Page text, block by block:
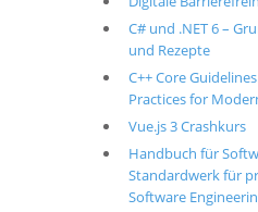
C# und .NET 6 –
und Rezepte
C++ Core
Practices for
Vue.js 3 Crashkurs
Handbuch für
Standardwerk für
Software